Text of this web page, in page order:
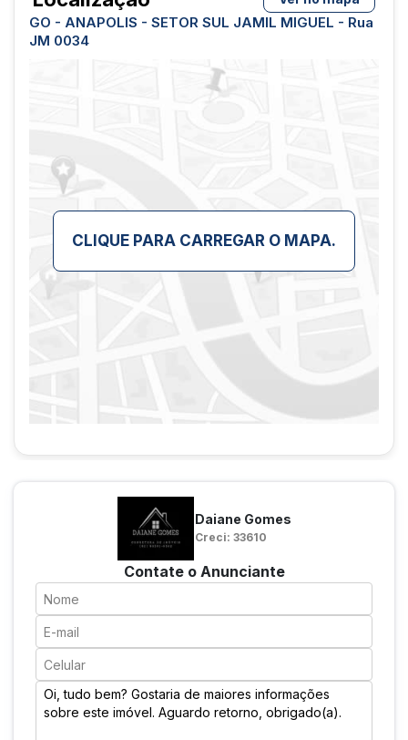
GO - ANAPOLIS - SETOR SUL JAMIL MIGUEL - Rua
JM 0034
CLIQUE PARA CARREGAR O MAPA.
Daiane Gomes
Creci: 33610
Contate o Anunciante